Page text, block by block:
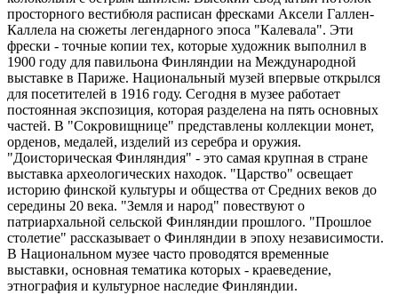
просторного вестибюля расписан фресками Аксели Галлен-
Каллела на сюжеты легендарного эпоса "Калевала". Эти
фрески - точные копии тех, которые художник выполнил в
1900 году для павильона Финляндии на Международной
выставке в Париже. Национальный музей впервые открылся
для посетителей в 1916 году. Сегодня в музее работает
постоянная экспозиция, которая разделена на пять основных
частей. В "Сокровищнице" представлены коллекции монет,
орденов, медалей, изделий из серебра и оружия.
"Доисторическая Финляндия" - это самая крупная в стране
выставка археологических находок. "Царство" освещает
историю финской культуры и общества от Средних веков до
середины 20 века. "Земля и народ" повествуют о
патриархальной сельской Финляндии прошлого. "Прошлое
столетие" рассказывает о Финляндии в эпоху независимости.
В Национальном музее часто проводятся временные
выставки, основная тематика которых - краеведение,
этнография и культурное наследие Финляндии.